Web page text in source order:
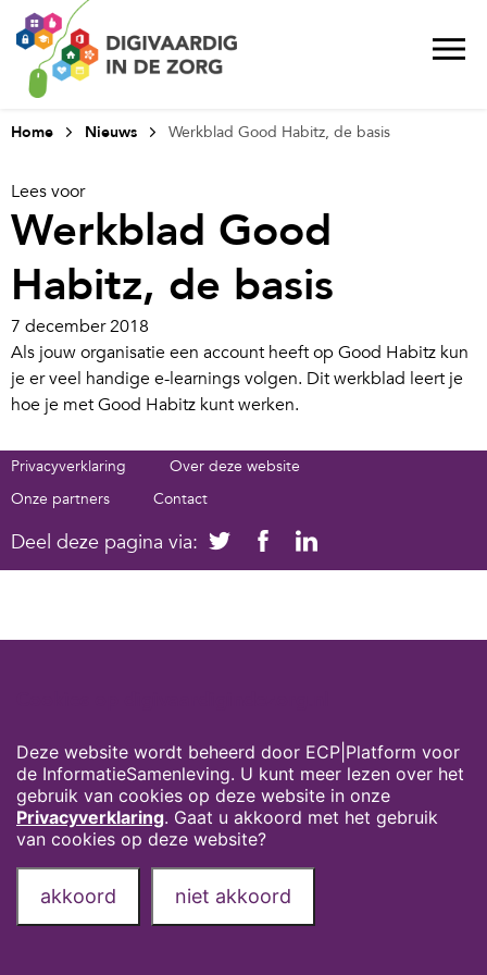
Home Nieuws Werkblad Good Habitz, de basis
Lees voor
Werkblad Good
Habitz, de basis
7 december 2018
Als jouw organisatie een account heeft op Good Habitz kun
je er veel handige e-learnings volgen. Dit werkblad leert je
hoe je met Good Habitz kunt werken.
Privacyverklaring
Over deze website
Onze partners
Contact
Deel deze pagina via:
Deze website wordt beheerd door ECP|Platform voor
de InformatieSamenleving. U kunt meer lezen over het
gebruik van cookies op deze website in onze
Privacyverklaring. Gaat u akkoord met het gebruik
van cookies op deze website?
akkoord niet akkoord